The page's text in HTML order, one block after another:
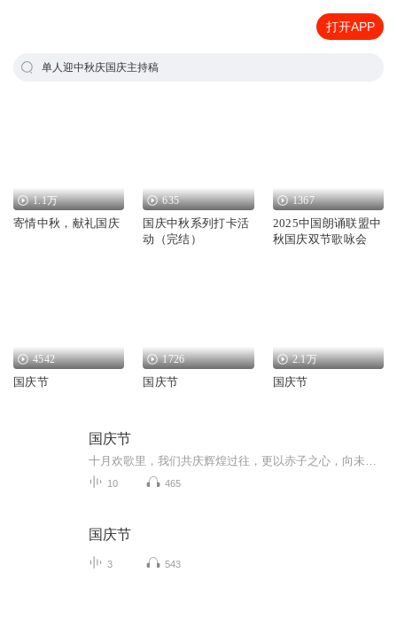
打开APP
单人迎中秋庆国庆主持稿
1.1万
寄情中秋，献礼国庆
635
国庆中秋系列打卡活
动（完结）
1367
2025中国朗诵联盟中
秋国庆双节歌咏会
4542
国庆节
1726
国庆节
2.1万
国庆节
国庆节
10 465
国庆节
3 543